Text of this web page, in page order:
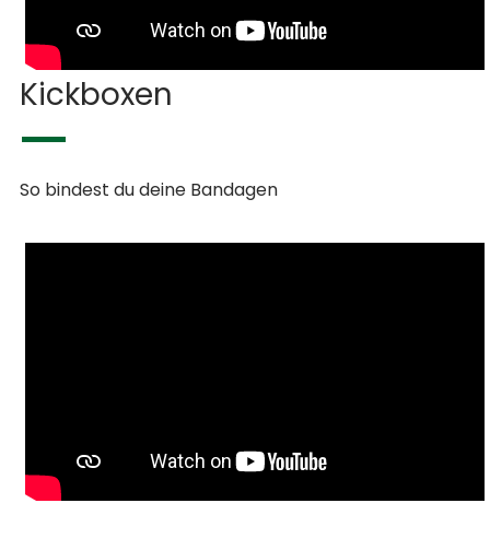
Kickboxen
So bindest du deine Bandagen